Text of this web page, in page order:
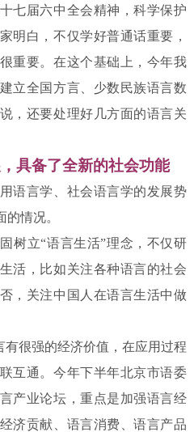
七届六中全会精神，科学保护
明白，不仅学好普通话重要，
重要。在这个基础上，今年我
立全国方言、少数民族语言数
，还要处理好几方面的语言关
具备了全新的社会功能
语言学、社会语言学的发展势
的情况。
树立“语言生活”理念，不仅研
活，比如关注各种语言的社会
，关注中国人在语言生活中做
有很强的经济价值，在应用过程
互通。今年下半年北京市语委
产业论坛，重点是加强语言经
济贡献、语言消费、语言产品